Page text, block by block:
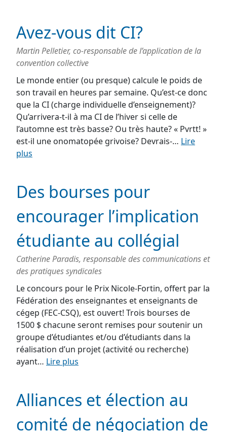
Avez-vous dit CI?
Martin Pelletier, co-responsable de l’application de la
convention collective
Le monde entier (ou presque) calcule le poids de
son travail en heures par semaine. Qu’est-ce donc
que la CI (charge individuelle d’enseignement)?
Qu’arrivera-t-il à ma CI de l’hiver si celle de
l’automne est très basse? Ou très haute? « Pvrtt! »
est-il une onomatopée grivoise? Devrais-… Lire
plus
Des bourses pour
encourager l’implication
étudiante au collégial
Catherine Paradis, responsable des communications et
des pratiques syndicales
Le concours pour le Prix Nicole-Fortin, offert par la
Fédération des enseignantes et enseignants de
cégep (FEC-CSQ), est ouvert! Trois bourses de
1500 $ chacune seront remises pour soutenir un
groupe d’étudiantes et/ou d’étudiants dans la
réalisation d’un projet (activité ou recherche)
ayant… Lire plus
Alliances et élection au
comité de négociation de